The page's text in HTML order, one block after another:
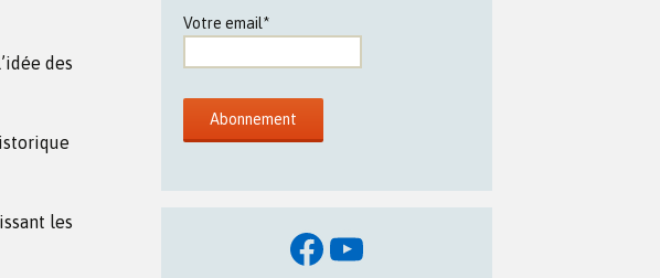
des
les
Votre email*
Facebook
YouTube